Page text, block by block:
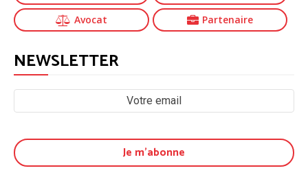
Avocat Partenaire
NEWSLETTER